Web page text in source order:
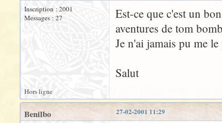
Inscription : 2001
Messages : 27
Est-ce que c'est un
aventures de tom
Je n'ai jamais pu me
Salut
Hors ligne
27-02-2001 11:29
Benilbo